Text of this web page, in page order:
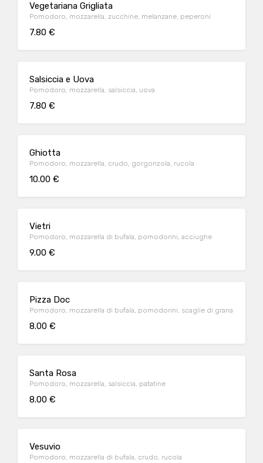
Vegetariana Grigliata
Pomodoro, mozzarella, zucchine, melanzane, peperoni
7.80 €
Salsiccia e Uova
Pomodoro, mozzarella, salsiccia, uova
7.80 €
Ghiotta
Pomodoro, mozzarella, crudo, gorgonzola, rucola
10.00 €
Vietri
Pomodoro, mozzarella di bufala, pomodorini, acciughe
9.00 €
Pizza Doc
Pomodoro, mozzarella di bufala, pomodorini, scaglie di grana
8.00 €
Santa Rosa
Pomodoro, mozzarella, salsiccia, patatine
8.00 €
Vesuvio
Pomodoro, mozzarella di bufala, crudo, rucola